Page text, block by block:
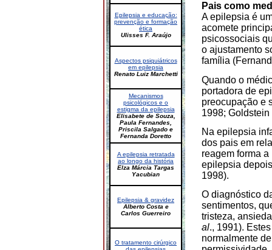
Epilepsia e educação:
prevenção e formação
ética
Ulisses F. Araújo
Aspectos psiquiátricos
em epilepsia
Renato Luiz Marchetti
Mecanismos
psicológicos e o
estigma da epilepsia
Elisabete de Souza,
Paula Fernandes,
Priscila Salgado e
Fernanda Doretto
A epilepsia retratada
ao longo da história
Elza Márcia Targas
Yacubian
Epilepsia & gravidez
Alberto Costa e
Carlos Guerreiro
O tratamento cirúrgico
Pais como
A epilepsia é
acomete
psicossociais
o ajustamento
família
Quando o
portadora de
preocupação e
1998; Goldstein
Na epilepsia
dos pais em
reagem forma
epilepsia
1998).
O diagnóstico
sentimentos,
tristeza,
al., 1991).
normalmente